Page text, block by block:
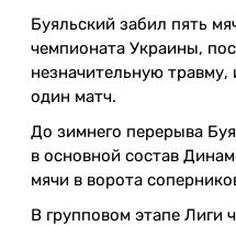
Буяльский забил пять
чемпионата Украины,
незначительную
один матч.
До зимнего перерыва
в основной состав
мячи в ворота
В групповом этапе Лиги